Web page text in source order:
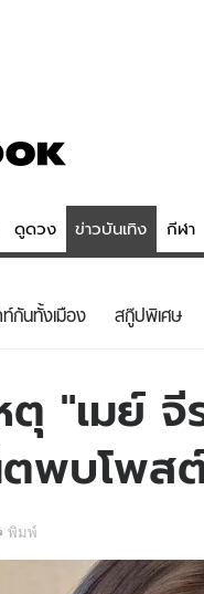
ดูดวง ข่าวบันเทิง กีฬา
ดูดวง - ตร
สถิติหวยไทย
หวยลาว
ท์กันทั้งเมือง สกู๊ปพิเศษ
ตุ "เมย์
ตพบโพส
พิมพ์